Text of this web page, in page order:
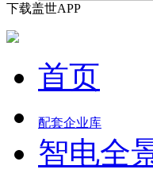
下载盖世APP
首页
配套企业库
智电全